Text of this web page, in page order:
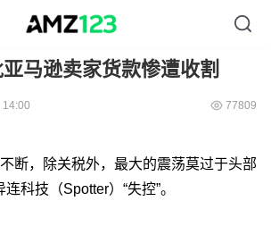
马逊卖家货款惨遭收割
77809
断，除关税外，最大的震荡莫过于头部
科技（Spotter）“失控”。